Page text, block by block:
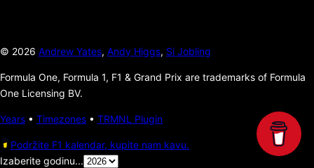
© 2026 Andrew Yates, Andy Higgs, Si Jobling
Formula One, Formula 1, F1 & Grand Prix are trademarks of Formula
One Licensing BV.
Years • Timezones • TRMNL Plugin
Podržite F1 kalendar, kupite nam kavu.
Izaberite godinu...